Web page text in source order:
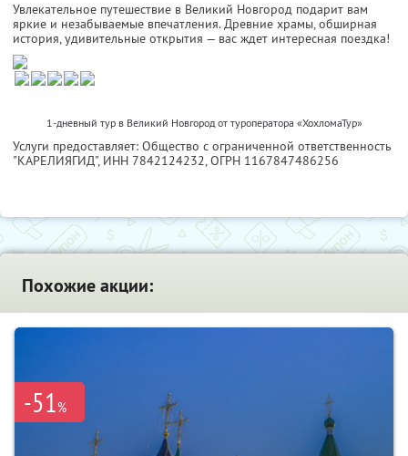
Увлекательное путешествие в Великий Новгород подарит вам
яркие и незабываемые впечатления. Древние храмы, обширная
история, удивительные открытия — вас ждет интересная поездка!
1-дневный тур в Великий Новгород от туроператора «ХохломаТур»
Услуги предоставляет: Общество с ограниченной ответственность
"КАРЕЛИЯГИД", ИНН 7842124232, ОГРН 1167847486256
Похожие акции:
-51%